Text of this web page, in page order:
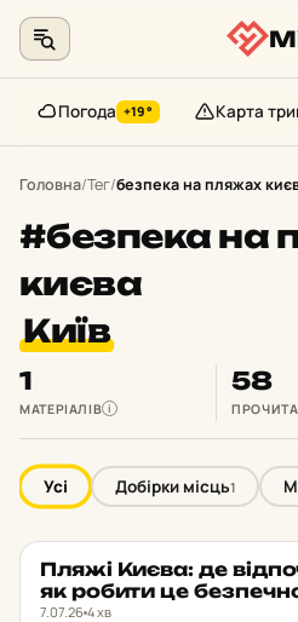
Погода +19° Карта
Головна/Тег/безпека на пляжах
#безпека на
києва
Київ
1
МАТЕРІАЛІВ i
58
Усі Добірки місць1
ДОБІРКИ МІСЦЬ
Пляжі Києва: де
як робити це
7.07.26 4 хв